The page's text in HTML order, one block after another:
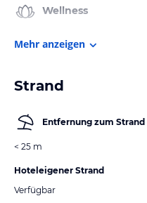
Wellness
Mehr anzeigen
Strand
Entfernung zum Strand
< 25 m
Hoteleigener Strand
Verfügbar